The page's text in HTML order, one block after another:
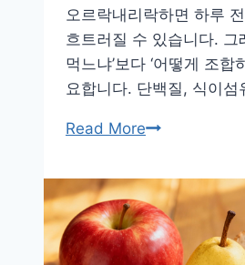
오르락내리락하면 하루
흐트러질 수 있습니다. 그
먹느냐’보다 ‘어떻게 조합
요합니다. 단백질, 식이
Read More혈
걱
정
없
는